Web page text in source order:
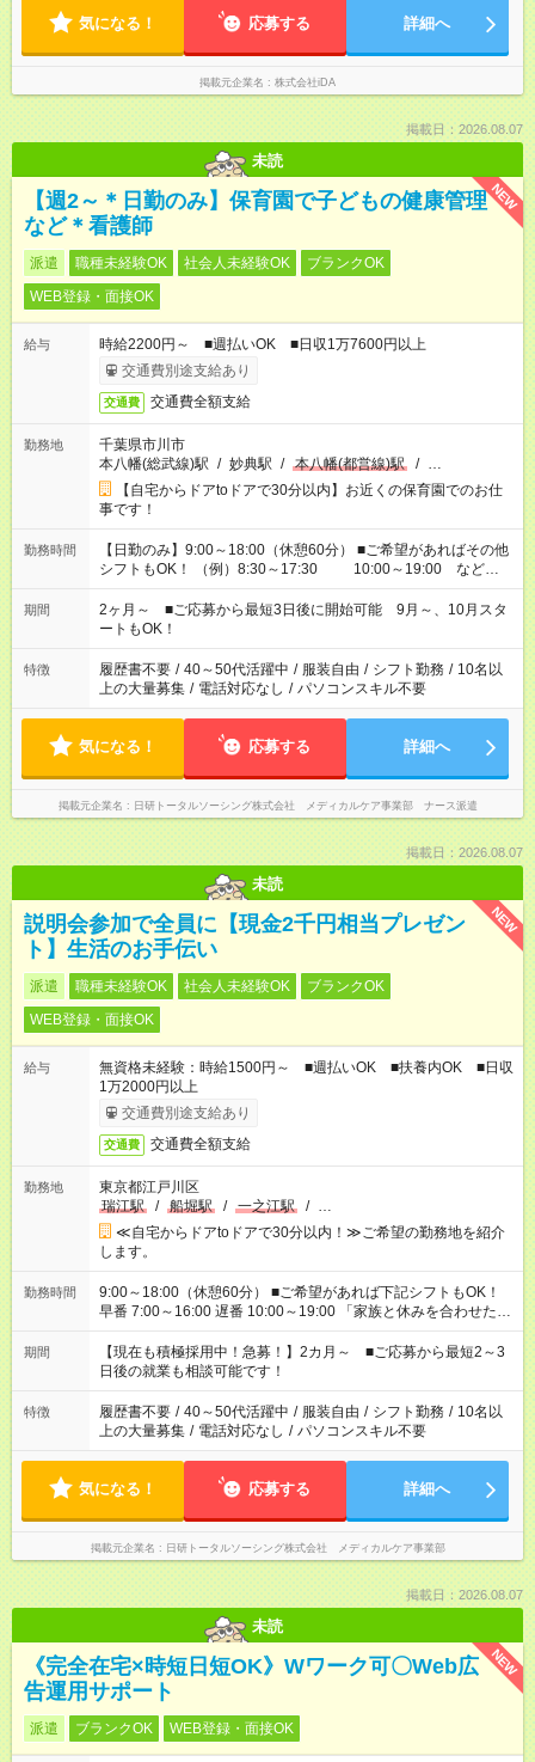
気になる！ 応募する 詳細へ
掲載元企業名 株式会社iDA
掲載日：2026.08.07
未読
NEW
【週2～＊日勤のみ】保育園で子どもの健康管理
など＊看護師
派遣 職種未経験OK 社会人未経験OK
ブランクOK
WEB登録・面接OK
給与
時給2200円～ ■週払いOK ■日収1万7600円以上
交通費別途支給あり
交通費 交通費全額支給
勤務地
千葉県市川市
本八幡(総武線)駅 / 妙典駅 / 本八幡(都営線)駅 / …
【自宅からドアtoドアで30分以内】お近くの保育園でのお仕
事です！
勤務時間
【日勤のみ】9:00～18:00（休憩60分） ■ご希望があればその他
シフトもOK！ （例）8:30～17:30 10:00～19:00 など
「家族とお休みを合わせたい」 「余裕を持って夕飯の準備がし
たい」 「できれば残業はしたくない」 など、ご希望があれば教
えてくださいね。 ※Wワーク希望の方へ 今ご覧のお仕事で希望
する勤務時間と、もう1つのお仕事の勤務時間。 合計で週40時
間を超える場合は応募できません
期間
2ヶ月～ ■ご応募から最短3日後に開始可能 9月～、10月スタ
ートもOK！
特徴 履歴書不要 / 40～50代活躍中 / 服装自由 / シフト勤務 / 10名以
上の大量募集 / 電話対応なし / パソコンスキル不要
気になる！ 応募する 詳細へ
掲載元企業名 日研トータルソーシング株式会社 メディカルケア事業部 ナース派遣
掲載日：2026.08.07
未読
NEW
説明会参加で全員に【現金2千円相当プレゼン
ト】生活のお手伝い
派遣 職種未経験OK 社会人未経験OK
ブランクOK
WEB登録・面接OK
給与
無資格未経験：時給1500円～ ■週払いOK ■扶養内OK ■日収
1万2000円以上
交通費別途支給あり
交通費 交通費全額支給
勤務地
東京都江戸川区
瑞江駅
/ 船堀駅 / 一之江駅 / …
≪自宅からドアtoドアで30分以内！≫ご希望の勤務地を紹介
します。
勤務時間
9:00～18:00（休憩60分） ■ご希望があれば下記シフトもOK！
早番 7:00～16:00 遅番 10:00～19:00 「家族と休みを合わせた
い」 「余裕を持って夕飯の準備がしたい」 「できれば残業はし
たくない」 など、ご希望を教えてくださいね。 ※Wワーク希望
の方へ 今ご覧のお仕事で希望する勤務時間と、もう1つのお仕事
の勤務時間。 合計で週40時間を超える場合は応募できません。
期間
【現在も積極採用中！急募！】2カ月～ ■ご応募から最短2～3
日後の就業も相談可能です！
特徴 履歴書不要 / 40～50代活躍中 / 服装自由 / シフト勤務 / 10名以
上の大量募集 / 電話対応なし / パソコンスキル不要
気になる！ 応募する 詳細へ
掲載元企業名 日研トータルソーシング株式会社 メディカルケア事業部
掲載日：2026.08.07
未読
NEW
《完全在宅×時短日短OK》Wワーク可〇Web広
告運用サポート
派遣 ブランクOK WEB登録・面接OK